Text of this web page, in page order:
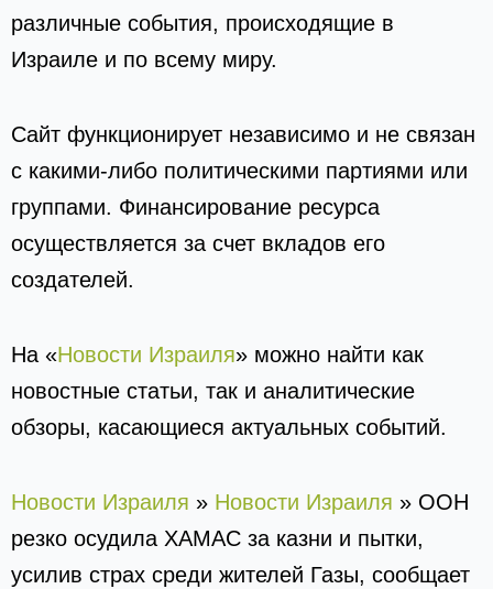
различные события, происходящие в
Израиле и по всему миру.
Сайт функционирует независимо и не связан
с какими-либо политическими партиями или
группами. Финансирование ресурса
осуществляется за счет вкладов его
создателей.
На «Новости Израиля» можно найти как
новостные статьи, так и аналитические
обзоры, касающиеся актуальных событий.
Новости Израиля » Новости Израиля » ООН
резко осудила ХАМАС за казни и пытки,
усилив страх среди жителей Газы, сообщает